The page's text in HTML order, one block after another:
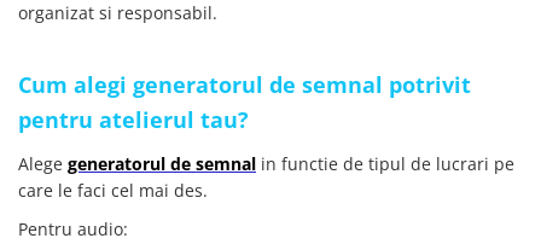
organizat si responsabil.
Cum alegi generatorul de semnal potrivit
pentru atelierul tau?
Alege generatorul de semnal in functie de tipul de lucrari pe
care le faci cel mai des.
Pentru audio: